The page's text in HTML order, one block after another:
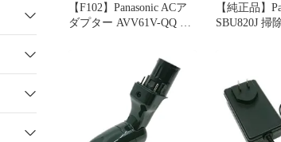
【F102】Panasonic ACア
ダプター AVV61V-QQ 掃
【純正品】
SBU820J 掃